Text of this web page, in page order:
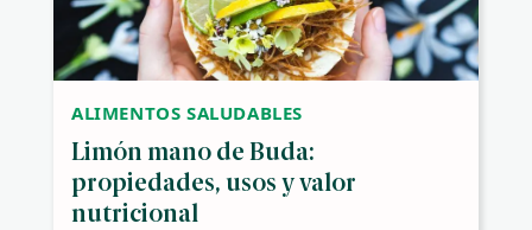
ALIMENTOS SALUDABLES
Limón mano de Buda:
propiedades, usos y valor
nutricional